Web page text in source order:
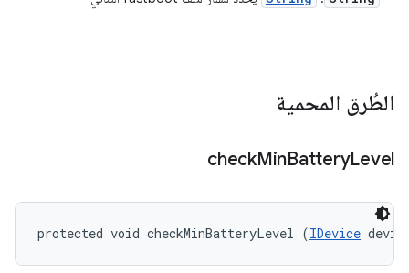
الطُرق المحمية
checkMinBatteryLevel
protected void checkMinBatteryLevel (IDevice